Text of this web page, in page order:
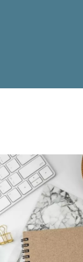
möchten sich